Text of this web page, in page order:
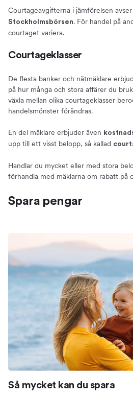
Courtageavgifterna i jämförelsen avser
Stockholmsbörsen. För handel på
courtaget variera.
Courtageklasser
De flesta banker och nätmäklare
på hur många och stora affärer du
växla mellan olika courtageklasser
handelsmönster förändras.
En del mäklare erbjuder även
upp till ett visst belopp, så kallad
Handlar du mycket eller med stora
förhandla med mäklarna om rabatt på
Spara pengar
Så mycket kan du spara